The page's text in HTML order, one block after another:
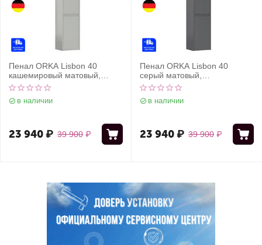
ORKA Lisbon 40
матовый,
39 900 ₽
₽
Пенал ORKA Lisbon 40
серый матовый,
универсальный
в наличии
39 900 ₽
23 940 ₽